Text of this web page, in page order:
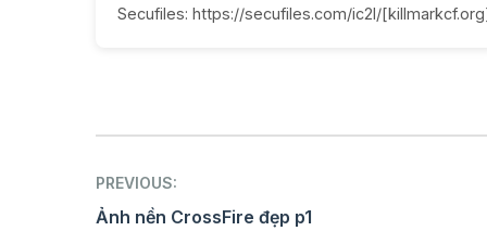
Secufiles: https://secufiles.com/ic2l/
Post
navigation
PREVIOUS:
Ảnh nền CrossFire đẹp p1